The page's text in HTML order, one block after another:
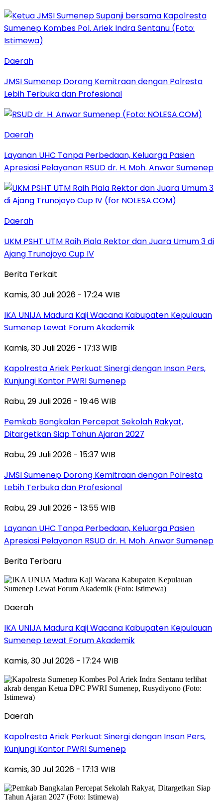
Daerah
JMSI Sumenep Dorong Kemitraan dengan Polresta
Lebih Terbuka dan Profesional
Daerah
Layanan UHC Tanpa Perbedaan, Keluarga Pasien
Apresiasi Pelayanan RSUD dr. H. Moh. Anwar Sumenep
Daerah
UKM PSHT UTM Raih Piala Rektor dan Juara Umum 3 di
Ajang Trunojoyo Cup IV
Berita Terkait
Kamis, 30 Juli 2026 - 17:24 WIB
IKA UNIJA Madura Kaji Wacana Kabupaten Kepulauan
Sumenep Lewat Forum Akademik
Kamis, 30 Juli 2026 - 17:13 WIB
Kapolresta Ariek Perkuat Sinergi dengan Insan Pers,
Kunjungi Kantor PWRI Sumenep
Rabu, 29 Juli 2026 - 19:46 WIB
Pemkab Bangkalan Percepat Sekolah Rakyat,
Ditargetkan Siap Tahun Ajaran 2027
Rabu, 29 Juli 2026 - 15:37 WIB
JMSI Sumenep Dorong Kemitraan dengan Polresta
Lebih Terbuka dan Profesional
Rabu, 29 Juli 2026 - 13:55 WIB
Layanan UHC Tanpa Perbedaan, Keluarga Pasien
Apresiasi Pelayanan RSUD dr. H. Moh. Anwar Sumenep
Berita Terbaru
Daerah
IKA UNIJA Madura Kaji Wacana Kabupaten Kepulauan
Sumenep Lewat Forum Akademik
Kamis, 30 Jul 2026 - 17:24 WIB
Daerah
Kapolresta Ariek Perkuat Sinergi dengan Insan Pers,
Kunjungi Kantor PWRI Sumenep
Kamis, 30 Jul 2026 - 17:13 WIB